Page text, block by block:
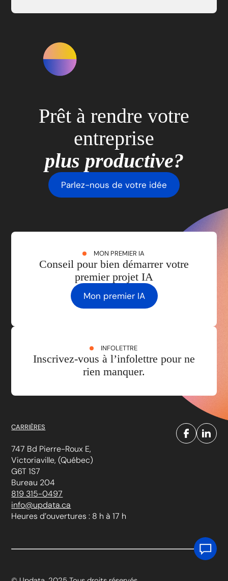
Prêt à rendre votre
entreprise
plus productive?
Parlez-nous de votre idée
MON PREMIER IA
Conseil pour bien démarrer votre
premier projet IA
Mon premier IA
INFOLETTRE
Inscrivez-vous à l’infolettre pour ne
rien manquer.
CARRIÈRES
747 Bd Pierre-Roux E,
Victoriaville, (Québec)
G6T 1S7
Bureau 204
819 315-0497
info@updata.ca
Heures d’ouvertures : 8 h à 17 h